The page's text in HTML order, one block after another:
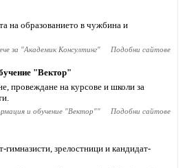
на образованието в чужбина и
за "Академик Консултинг" Подобни сайтове
"Вектор"
провеждане на курсове и школи за
и обучение "Вектор"" Подобни сайтове
зрелостници и кандидат-